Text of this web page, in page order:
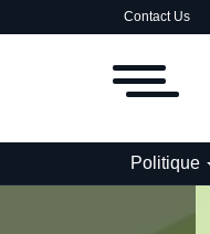
Contact Us
Politique